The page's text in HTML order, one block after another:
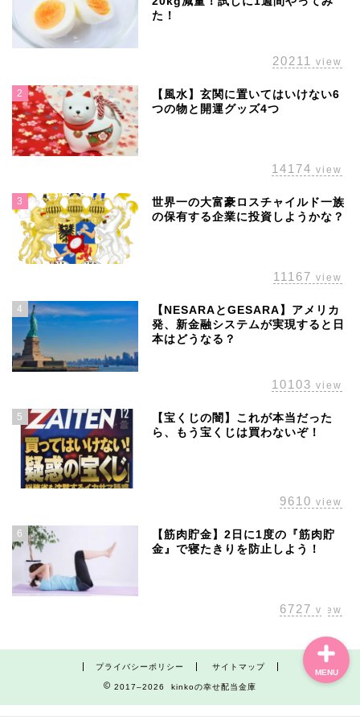
た！
20211 view
2
【風水】玄関に置いてはいけない6
つの物と開運グッズ4つ
14174 view
3
世界一の大富豪ロスチャイルド一族
の保有する企業に投資しようかな？
11167 view
4
【NESARAとGESARA】アメリカ
発、新金融システムが実現すると日
本はどうなる？
10103 view
5
【宝くじの闇】これが本当だった
ら、もう宝くじは買わないぞ！
9610 view
6
【筋肉貯金】2日に1度の『筋肉貯
金』で寝たきりを防止しよう！
6727 view
プライバシーポリシー サイトマップ
2017–2026 kinkoの幸せ配当金庫
MENU
配当金